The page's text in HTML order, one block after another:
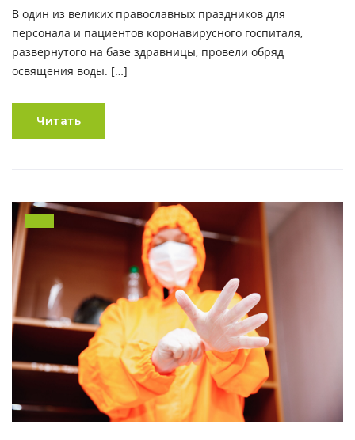
В один из великих православных праздников для
персонала и пациентов коронавирусного госпиталя,
развернутого на базе здравницы, провели обряд
освящения воды. […]
Читать